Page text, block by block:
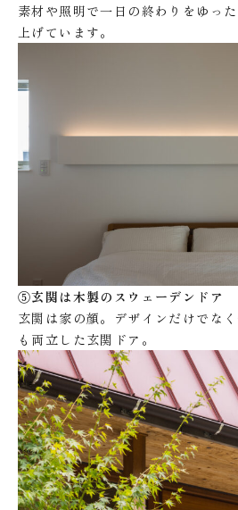
素材や照明で一日の終わりをゆっ
上げています。
⑤玄関は木製のスウェーデンドア
玄関は家の顔。デザインだけでな
も両立した玄関ドア。